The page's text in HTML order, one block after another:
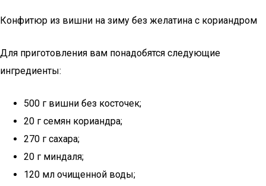
Конфитюр из вишни на зиму без желатина с кориандром
Для приготовления вам понадобятся следующие
ингредиенты:
500 г вишни без косточек;
20 г семян кориандра;
270 г сахара;
20 г миндаля;
120 мл очищенной воды;